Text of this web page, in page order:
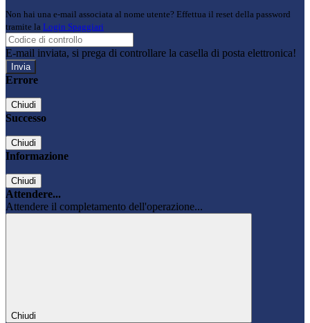
Non hai una e-mail associata al nome utente? Effettua il reset della password
tramite la Login Spaggiari
E-mail inviata, si prega di controllare la casella di posta elettronica!
Errore
Chiudi
Successo
Chiudi
Informazione
Chiudi
Attendere...
Attendere il completamento dell'operazione...
Chiudi